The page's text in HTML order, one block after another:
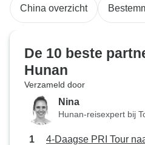
China overzicht
De 10 beste
Hunan
Verzameld door
Nina
Hunan-reisexpert bij
4-Daagse PRI Tour